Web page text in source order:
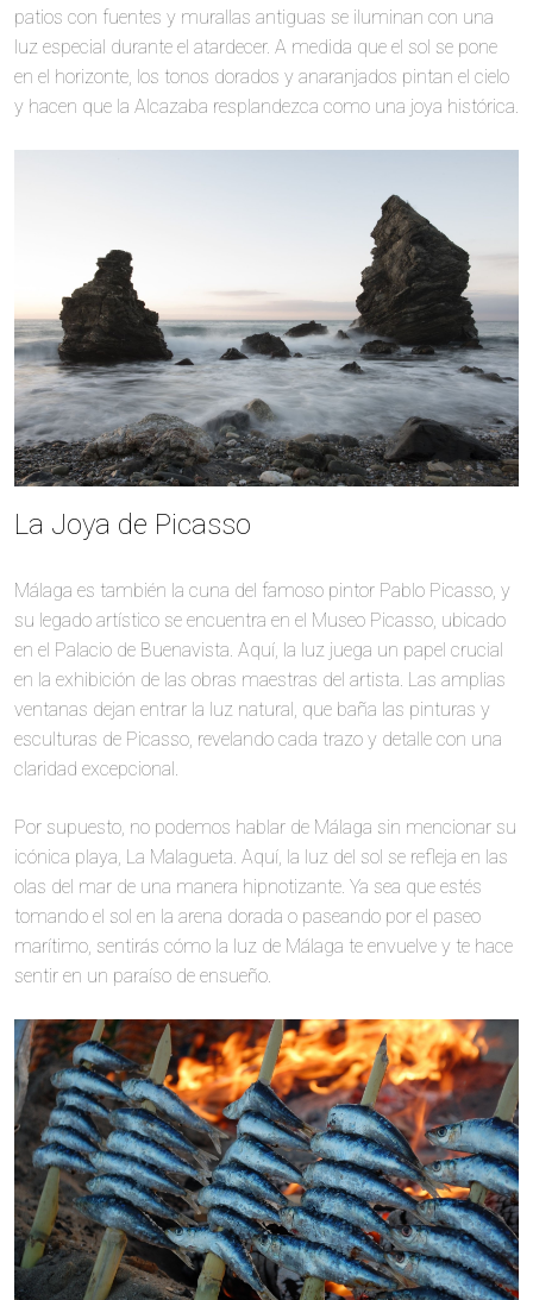
patios con fuentes y murallas antiguas se iluminan con una
luz especial durante el atardecer. A medida que el sol se pone
en el horizonte, los tonos dorados y anaranjados pintan el cielo
y hacen que la Alcazaba resplandezca como una joya histórica.
La Joya de Picasso
Málaga es también la cuna del famoso pintor Pablo Picasso, y
su legado artístico se encuentra en el Museo Picasso, ubicado
en el Palacio de Buenavista. Aquí, la luz juega un papel crucial
en la exhibición de las obras maestras del artista. Las amplias
ventanas dejan entrar la luz natural, que baña las pinturas y
esculturas de Picasso, revelando cada trazo y detalle con una
claridad excepcional.
Por supuesto, no podemos hablar de Málaga sin mencionar su
icónica playa, La Malagueta. Aquí, la luz del sol se refleja en las
olas del mar de una manera hipnotizante. Ya sea que estés
tomando el sol en la arena dorada o paseando por el paseo
marítimo, sentirás cómo la luz de Málaga te envuelve y te hace
sentir en un paraíso de ensueño.